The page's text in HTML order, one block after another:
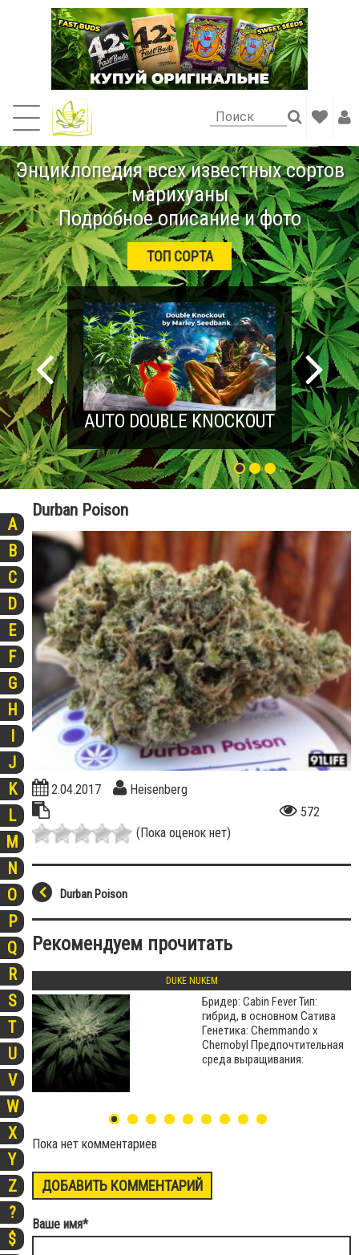
Энциклопедия всех известных сортов
марихуаны
Подробное описание и фото
ТОП СОРТА
AUTO DOUBLE KNOCKOUT
A
B
C
D
E
F
G
H
I
J
K
L
M
N
O
P
Q
R
S
T
U
V
W
X
Y
Z
?
$
Durban Poison
2.04.2017
Heisenberg
572
(Пока оценок нет)
Durban Poison
Рекомендуем прочитать
DUKE NUKEM
Бридер: Cabin Fever Тип:
гибрид, в основном Сатива
Генетика: Chemmando х
Chernobyl Предпочтительная
среда выращивания:
Пока нет комментариев
ДОБАВИТЬ КОММЕНТАРИЙ
Ваше имя*